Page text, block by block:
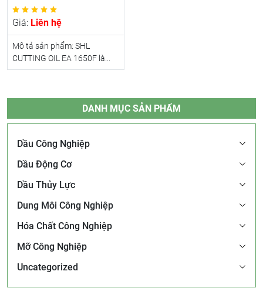
Giá: Liên hệ
Mô tả sản phẩm: SHL
CUTTING OIL EA 1650F là...
DANH MỤC SẢN PHẨM
Dầu Công Nghiệp
Dầu Động Cơ
Dầu Thủy Lực
Dung Môi Công Nghiệp
Hóa Chất Công Nghiệp
Mỡ Công Nghiệp
Uncategorized